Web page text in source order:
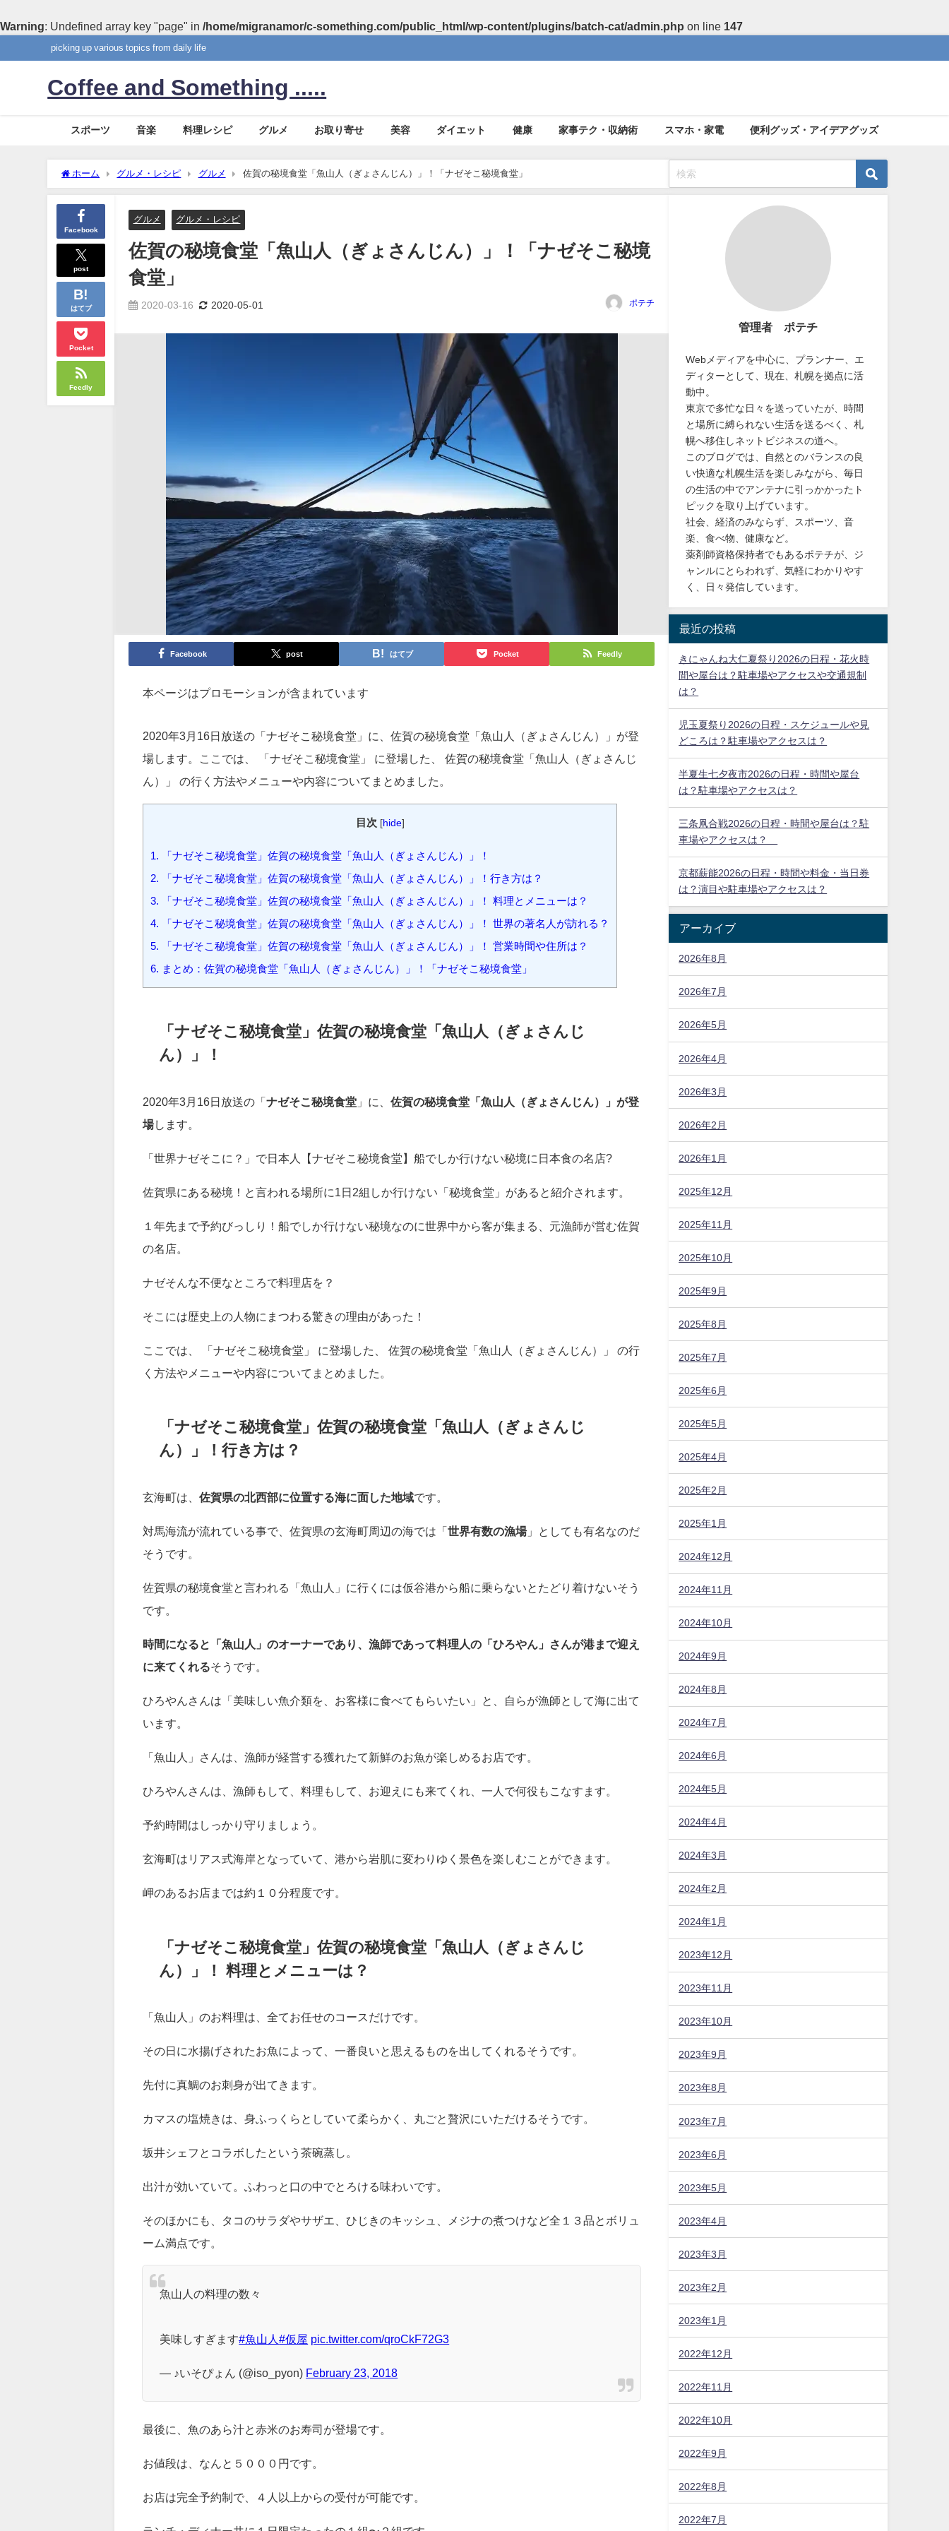
Warning: Undefined array key "page" in /home/migranamor/c-something.com/public_html/wp-content/plugins/batch-cat/admin.php on line 147
picking up various topics from daily life
Coffee and Something .....
スポーツ 音楽 料理レシピ グルメ お取り寄せ 美容 ダイエット 健康 家事テク・収納術 スマホ・家電 便利グッズ・アイデアグッズ
ホーム グルメ・レシピ グルメ 佐賀の秘境食堂「魚山人（ぎょさんじん）」！「ナゼそこ秘境食堂」
Facebook
post
はてブ
Pocket
Feedly
グルメ グルメ・レシピ
佐賀の秘境食堂「魚山人（ぎょさんじん）」！「ナゼそこ秘境
食堂」
2020-03-16 2020-05-01 ポテチ
Facebook post はてブ Pocket Feedly
本ページはプロモーションが含まれています
ん）」 の行く方法やメニューや内容についてまとめました。
目次 [ hide]
「ナゼそこ秘境食堂」佐賀の秘境食堂「魚山人（ぎょさんじん）」！ 営業時間や住所は？
まとめ：佐賀の秘境食堂「魚山人（ぎょさんじん）」！「ナゼそこ秘境食堂」
「ナゼそこ秘境食堂」佐賀の秘境食堂「魚山人（ぎょさんじ
ん）」！
場します。
「世界ナゼそこに？」で日本人【ナゼそこ秘境食堂】船でしか行けない秘境に日本食の名店?
の名店。
ナゼそんな不便なところで料理店を？
ここでは、 「ナゼそこ秘境食堂」 に登場した、 佐賀の秘境食堂「魚山人（ぎょさんじん）」 の行
く方法やメニューや内容についてまとめました。
「ナゼそこ秘境食堂」佐賀の秘境食堂「魚山人（ぎょさんじ
ん）」！行き方は？
対馬海流が流れている事で、佐賀県の玄海町周辺の海では「
佐賀県の秘境食堂と言われる「魚山人」に行くには仮谷港から船に乗らないとたどり着けないそう
時間になると「魚山人」のオーナーであり、漁師であって料理人の「ひろやん」さんが港まで迎え
います。
「魚山人」さんは、漁師が経営する獲れたて新鮮のお魚が楽しめるお店です。
ひろやんさんは、漁師もして、料理もして、お迎えにも来てくれ、一人で何役もこなすます。
予約時間はしっかり守りましょう。
玄海町はリアス式海岸となっていて、港から岩肌に変わりゆく景色を楽しむことができます。
岬のあるお店までは約１０分程度です。
「ナゼそこ秘境食堂」佐賀の秘境食堂「魚山人（ぎょさんじ
ん）」！ 料理とメニューは？
「魚山人」のお料理は、全てお任せのコースだけです。
その日に水揚げされたお魚によって、一番良いと思えるものを出してくれるそうです。
先付に真鯛のお刺身が出てきます。
カマスの塩焼きは、身ふっくらとしていて柔らかく、丸ごと贅沢にいただけるそうです。
坂井シェフとコラボしたという茶碗蒸し。
出汁が効いていて。ふわっと口の中でとろける味わいです。
そのほかにも、タコのサラダやサザエ、ひじきのキッシュ、メジナの煮つけなど全１３品とボリュ
魚山人の料理の数々
最後に、魚のあら汁と赤米のお寿司が登場です。
管理者 ポテチ
Webメディアを中心に、プランナー、エ
ディターとして、現在、札幌を拠点に活
動中。
東京で多忙な日々を送っていたが、時間
と場所に縛られない生活を送るべく、札
幌へ移住しネットビジネスの道へ。
このブログでは、自然とのバランスの良
い快適な札幌生活を楽しみながら、毎日
の生活の中でアンテナに引っかかったト
ピックを取り上げています。
社会、経済のみならず、スポーツ、音
楽、食べ物、健康など。
薬剤師資格保持者でもあるポテチが、ジ
ャンルにとらわれず、気軽にわかりやす
く、日々発信しています。
最近の投稿
きにゃんね大仁夏祭り2026の日程・花火時
間や屋台は？駐車場やアクセスや交通規制
は？
児玉夏祭り2026の日程・スケジュールや見
どころは？駐車場やアクセスは？
半夏生七夕夜市2026の日程・時間や屋台
は？駐車場やアクセスは？
三条凧合戦2026の日程・時間や屋台は？駐
車場やアクセスは？
京都薪能2026の日程・時間や料金・当日券
は？演目や駐車場やアクセスは？
アーカイブ
2026年8月
2026年7月
2026年5月
2026年4月
2026年3月
2026年2月
2026年1月
2025年12月
2025年11月
2025年10月
2025年9月
2025年8月
2025年7月
2025年6月
2025年5月
2025年4月
2025年2月
2025年1月
2024年12月
2024年11月
2024年10月
2024年9月
2024年8月
2024年7月
2024年6月
2024年5月
2024年4月
2024年3月
2024年2月
2024年1月
2023年12月
2023年11月
2023年10月
2023年9月
2023年8月
2023年7月
2023年6月
2023年5月
2023年4月
2023年3月
2023年2月
2023年1月
2022年12月
2022年11月
2022年10月
2022年9月
2022年8月
2022年7月